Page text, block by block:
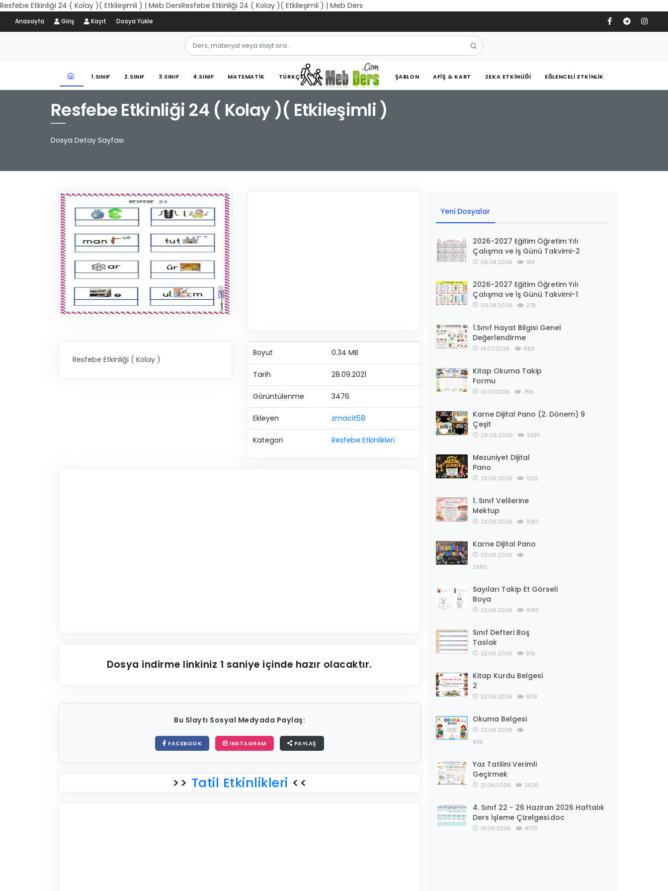
Resfebe Etkinliği 24 ( Kolay )( Etkileşimli ) | Meb DersResfebe Etkinliği 24 ( Kolay )( Etkileşimli ) | Meb Ders
Anasayfa Giriş Kayıt Dosya Yükle
1.SINIF 2.SINIF 3.SINIF 4.SINIF MATEMATIK TÜRKÇE ŞABLON AFIŞ & KART ZEKA ETKINLIĞI EĞLENCELI ETKINLIK
Resfebe Etkinliği 24 ( Kolay )( Etkileşimli )
Dosya Detay Sayfası
Resfebe Etkinliği ( Kolay )
Boyut 0.34 MB
Tarih 28.09.2021
Görüntülenme 3476
Ekleyen zmacit58
Kategori Resfebe Etkinlikleri
Dosya indirme linkiniz 1 saniye içinde hazır olacaktır.
Bu Slaytı Sosyal Medyada Paylaş:
FACEBOOK INSTAGRAM PAYLAŞ
>> Tatil Etkinlikleri <<
Yeni Dosyalar
2026-2027 Eğitim Öğretim Yılı
Çalışma ve İş Günü Takvimi-2
05.08.2026 189
2026-2027 Eğitim Öğretim Yılı
Çalışma ve İş Günü Takvimi-1
03.08.2026 278
1.Sınıf Hayat Bilgisi Genel
Değerlendirme
19.07.2026 683
Kitap Okuma Takip
Formu
12.07.2026 756
Karne Dijital Pano (2. Dönem) 9
Çeşit
26.06.2026 3285
Mezuniyet Dijital
Pano
25.06.2026 1322
1. Sınıf Velilerine
Mektup
23.06.2026 1087
Karne Dijital Pano
23.06.2026
2980
Sayıları Takip Et Görseli
Boya
22.06.2026 1085
Sınıf Defteri Boş
Taslak
22.06.2026 916
Kitap Kurdu Belgesi
2
22.06.2026 1018
Okuma Belgesi
22.06.2026
935
Yaz Tatilini Verimli
Geçirmek
21.06.2026 2536
4. Sınıf 22 - 26 Haziran 2026 Haftalık
Ders İşleme Çizelgesi.doc
19.06.2026 4773